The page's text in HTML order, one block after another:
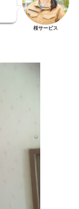
桜サービス